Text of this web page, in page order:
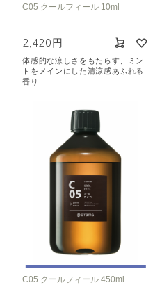
C05 クールフィール 10ml
2,420円
体感的な涼しさをもたらす、ミン
トをメインにした清涼感あふれる
香り
C05 クールフィール 450ml